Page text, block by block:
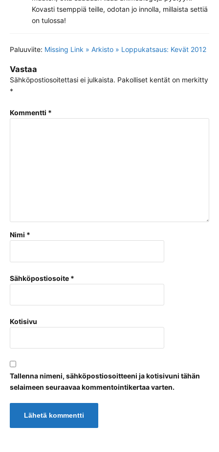
Kovasti tsemppiä teille, odotan jo innolla, millaista settiä
on tulossa!
Paluuviite: Missing Link » Arkisto » Loppukatsaus: Kevät 2012
Vastaa
Sähköpostiosoitettasi ei julkaista. Pakolliset kentät on merkitty
*
Kommentti *
Nimi *
Sähköpostiosoite *
Kotisivu
Tallenna nimeni, sähköpostiosoitteeni ja kotisivuni tähän
selaimeen seuraavaa kommentointikertaa varten.